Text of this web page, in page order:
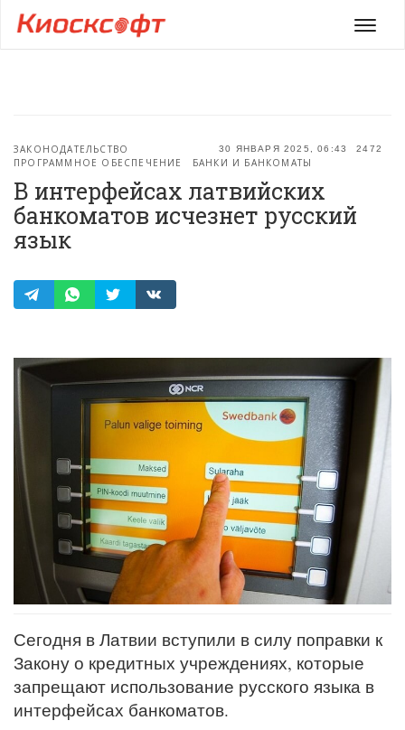
Меню
30 ЯНВАРЯ 2025, 06:43 2472
ЗАКОНОДАТЕЛЬСТВО
ПРОГРАММНОЕ ОБЕСПЕЧЕНИЕ
БАНКИ И БАНКОМАТЫ
В интерфейсах латвийских
банкоматов исчезнет русский
язык
Сегодня в Латвии вступили в силу поправки к
Закону о кредитных учреждениях, которые
запрещают использование русского языка в
интерфейсах банкоматов.